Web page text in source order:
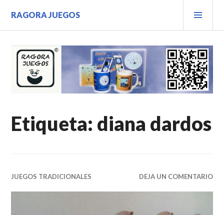
contenido.
RAGORA JUEGOS
Etiqueta: diana dardos
JUEGOS TRADICIONALES DEJA UN COMENTARIO